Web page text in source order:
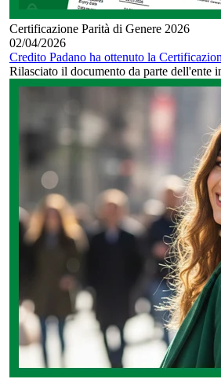
Certificazione Parità di Genere 2026
02/04/2026
Credito Padano ha ottenuto la
Rilasciato il documento da parte dell'ente